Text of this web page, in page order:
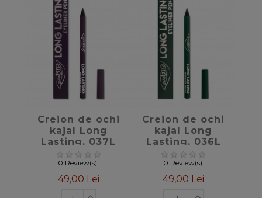
favorite_border
Creion de ochi
kajal Long
Lasting, 037L
Mov, PuroBIO
0 Review(s)
49,00 Lei
favorite_border
Creion de ochi
kajal Long
Lasting, 036L
Verde, PuroBIO
0 Review(s)
49,00 Lei